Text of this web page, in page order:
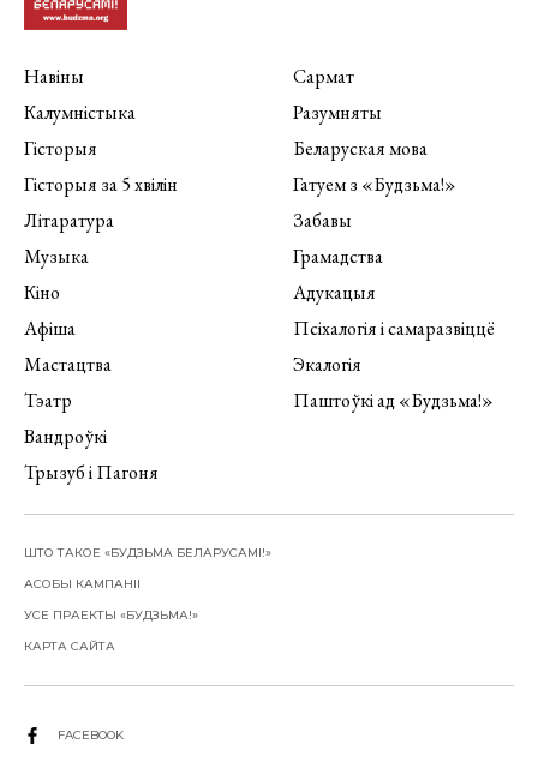
Навіны
Калумністыка
Гісторыя
Гісторыя за 5 хвілін
Літаратура
Музыка
Кіно
Афіша
Мастацтва
Тэатр
Вандроўкі
Трызуб і Пагоня
Сармат
Разумняты
Беларуская мова
Гатуем з «Будзьма!»
Забавы
Грамадства
Адукацыя
Псіхалогія і самаразвіццё
Экалогія
Паштоўкі ад «Будзьма!»
ШТО ТАКОЕ «БУДЗЬМА БЕЛАРУСАМІ!»
АСОБЫ КАМПАНІІ
УСЕ ПРАЕКТЫ «БУДЗЬМА!»
КАРТА САЙТА
FACEBOOK